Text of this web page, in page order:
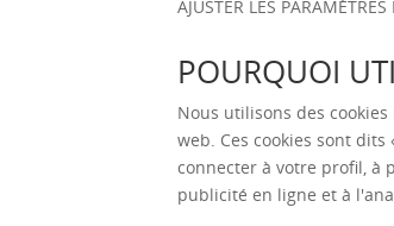
AJUSTER LES
POURQUOI
Nous utilisons des
web. Ces cookies sont
connecter à votre profil, à
publicité en ligne et à